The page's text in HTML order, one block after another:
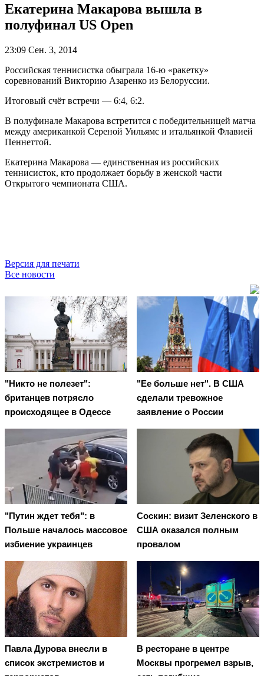
Екатерина Макарова вышла в
полуфинал US Open
23:09 Сен. 3, 2014
Российская теннисистка обыграла 16-ю «ракетку»
соревнований Викторию Азаренко из Белоруссии.
Итоговый счёт встречи — 6:4, 6:2.
В полуфинале Макарова встретится с победительницей матча
между американкой Сереной Уильямс и итальянкой Флавией
Пеннеттой.
Екатерина Макарова — единственная из российских
теннисисток, кто продолжает борьбу в женской части
Открытого чемпионата США.
Версия для печати
Все новости
"Никто не полезет":
британцев потрясло
происходящее в Одессе
"Ее больше нет". В США
сделали тревожное
заявление о России
"Путин ждет тебя": в
Польше началось массовое
избиение украинцев
Соскин: визит Зеленского в
США оказался полным
провалом
Павла Дурова внесли в
список экстремистов и
В ресторане в центре
Москвы прогремел взрыв,